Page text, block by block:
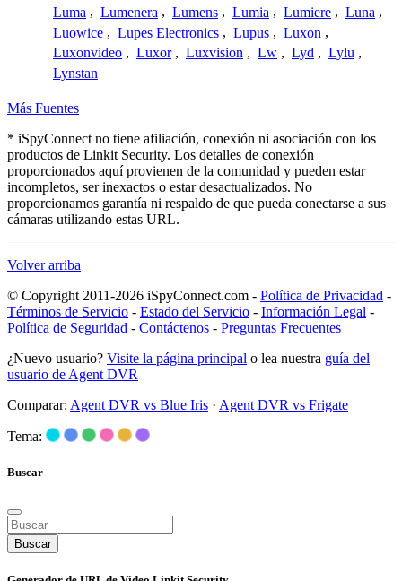
Luma , Lumenera , Lumens , Lumia , Lumiere , Luna ,
Luowice , Lupes Electronics , Lupus , Luxon ,
Luxonvideo , Luxor , Luxvision , Lw , Lyd , Lylu ,
Lynstan
Más Fuentes
* iSpyConnect no tiene afiliación, conexión ni asociación con los
productos de Linkit Security. Los detalles de conexión
proporcionados aquí provienen de la comunidad y pueden estar
incompletos, ser inexactos o estar desactualizados. No
proporcionamos garantía ni respaldo de que pueda conectarse a sus
cámaras utilizando estas URL.
Volver arriba
© Copyright 2011-2026 iSpyConnect.com - Política de Privacidad -
Términos de Servicio - Estado del Servicio - Información Legal -
Política de Seguridad - Contáctenos - Preguntas Frecuentes
¿Nuevo usuario? Visite la página principal o lea nuestra guía del
usuario de Agent DVR
Comparar: Agent DVR vs Blue Iris · Agent DVR vs Frigate
Tema:
Buscar
Buscar